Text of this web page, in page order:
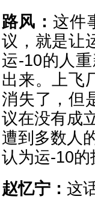
路风： 这件
议，就是让
运-10的人
出来。上飞
消失了，但
议在没有成
遭到多数人
认为运-10
赵忆宁： 这